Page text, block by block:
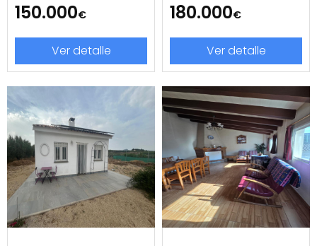
150.000€
Ver detalle
180.000€
Ver detalle